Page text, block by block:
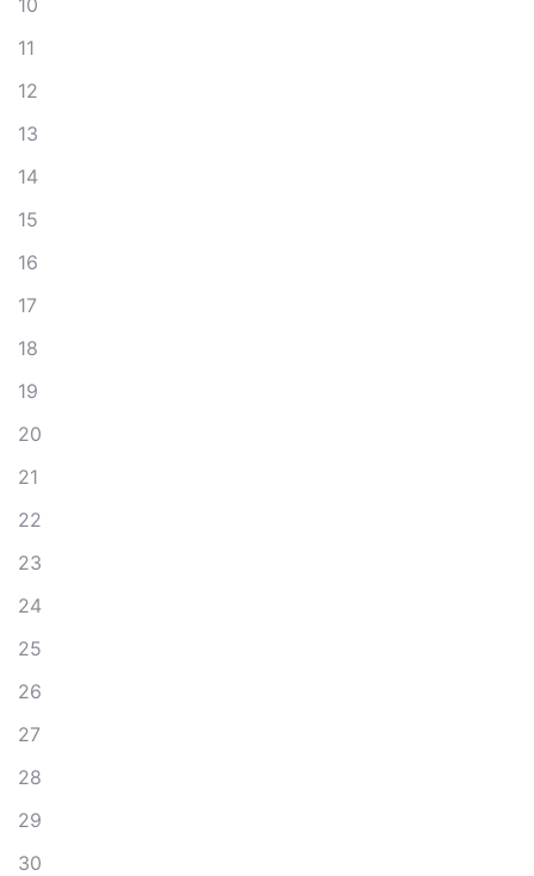
10
11
12
13
14
15
16
17
18
19
20
21
22
23
24
25
26
27
28
29
30